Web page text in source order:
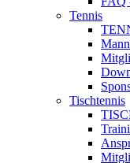
Tennis
Tischtennis